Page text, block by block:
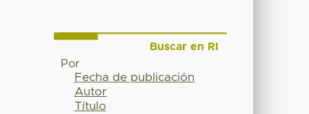
Buscar en RI
Por
Fecha de publicación
Autor
Título